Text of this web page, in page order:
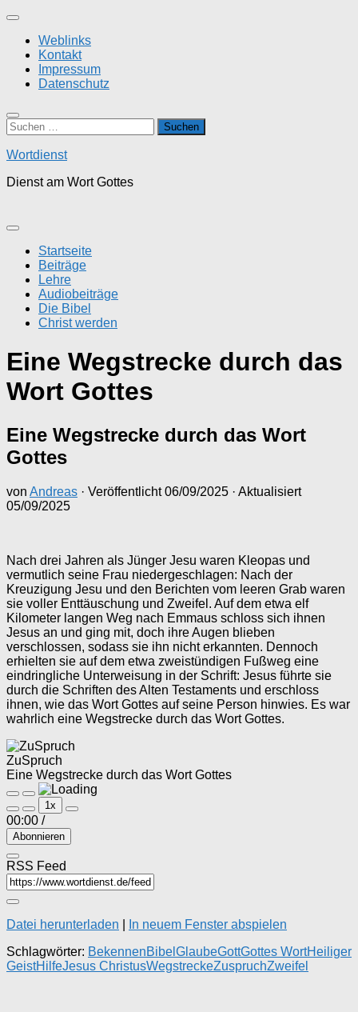
Zum
springenWeblinks
Kontakt
Impressum
Datenschutz
Suchen
nach:
Wortdienst
Dienst am Wort Gottes
Startseite
Beiträge
Lehre
Audiobeiträge
Die Bibel
Christ werden
Eine Wegstrecke durch das
Wort Gottes
Eine Wegstrecke durch das Wort
Gottes
von Andreas · Veröffentlicht06/09/2025 · Aktualisiert
05/09/2025
Nach drei Jahren als Jünger Jesu waren Kleopas und
vermutlich seine Frau niedergeschlagen: Nach der
Kreuzigung Jesu und den Berichten vom leeren Grab waren
sie voller Enttäuschung und Zweifel. Auf dem etwa elf
Kilometer langen Weg nach Emmaus schloss sich ihnen
Jesus an und ging mit, doch ihre Augen blieben
verschlossen, sodass sie ihn nicht erkannten. Dennoch
erhielten sie auf dem etwa zweistündigen Fußweg eine
eindringliche Unterweisung in der Schrift: Jesus führte sie
durch die Schriften des Alten Testaments und erschloss
ihnen, wie das Wort Gottes auf seine Person hinwies. Es war
wahrlich eine Wegstrecke durch das Wort Gottes.
ZuSpruch
Eine Wegstrecke durch das Wort Gottes
Play
Episode
Pause
Episode
1x
00:00 /
Abonnieren
RSS Feed
Datei herunterladen
In neuem Fenster abspielen
Schlagwörter: BekennenBibel GlaubeGottGottes WortHeiliger
GeistHilfeJesus ChristusWegstreckeZuspruchZweifel